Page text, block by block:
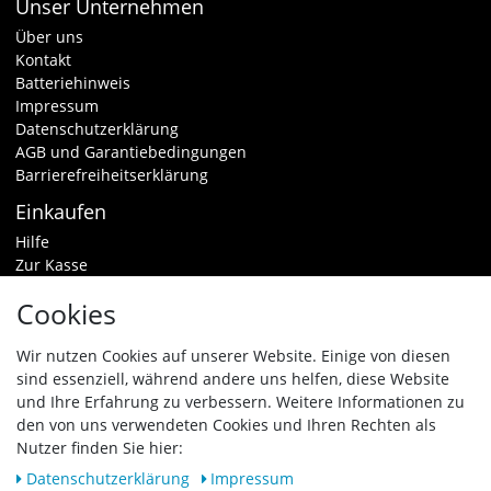
Unser Unternehmen
Über uns
Kontakt
Batteriehinweis
Impressum
Datenschutzerklärung
AGB und Garantiebedingungen
Barrierefreiheitserklärung
Einkaufen
Hilfe
Zur Kasse
Zahlungsarten & Versand
Vertrag widerrufen
Zahlungsarten
Cookies
Wir nutzen Cookies auf unserer Website. Einige von diesen
sind essenziell, während andere uns helfen, diese Website
und Ihre Erfahrung zu verbessern. Weitere Informationen zu
den von uns verwendeten Cookies und Ihren Rechten als
Nutzer finden Sie hier:
Daten­schutz­erklärung
Impressum